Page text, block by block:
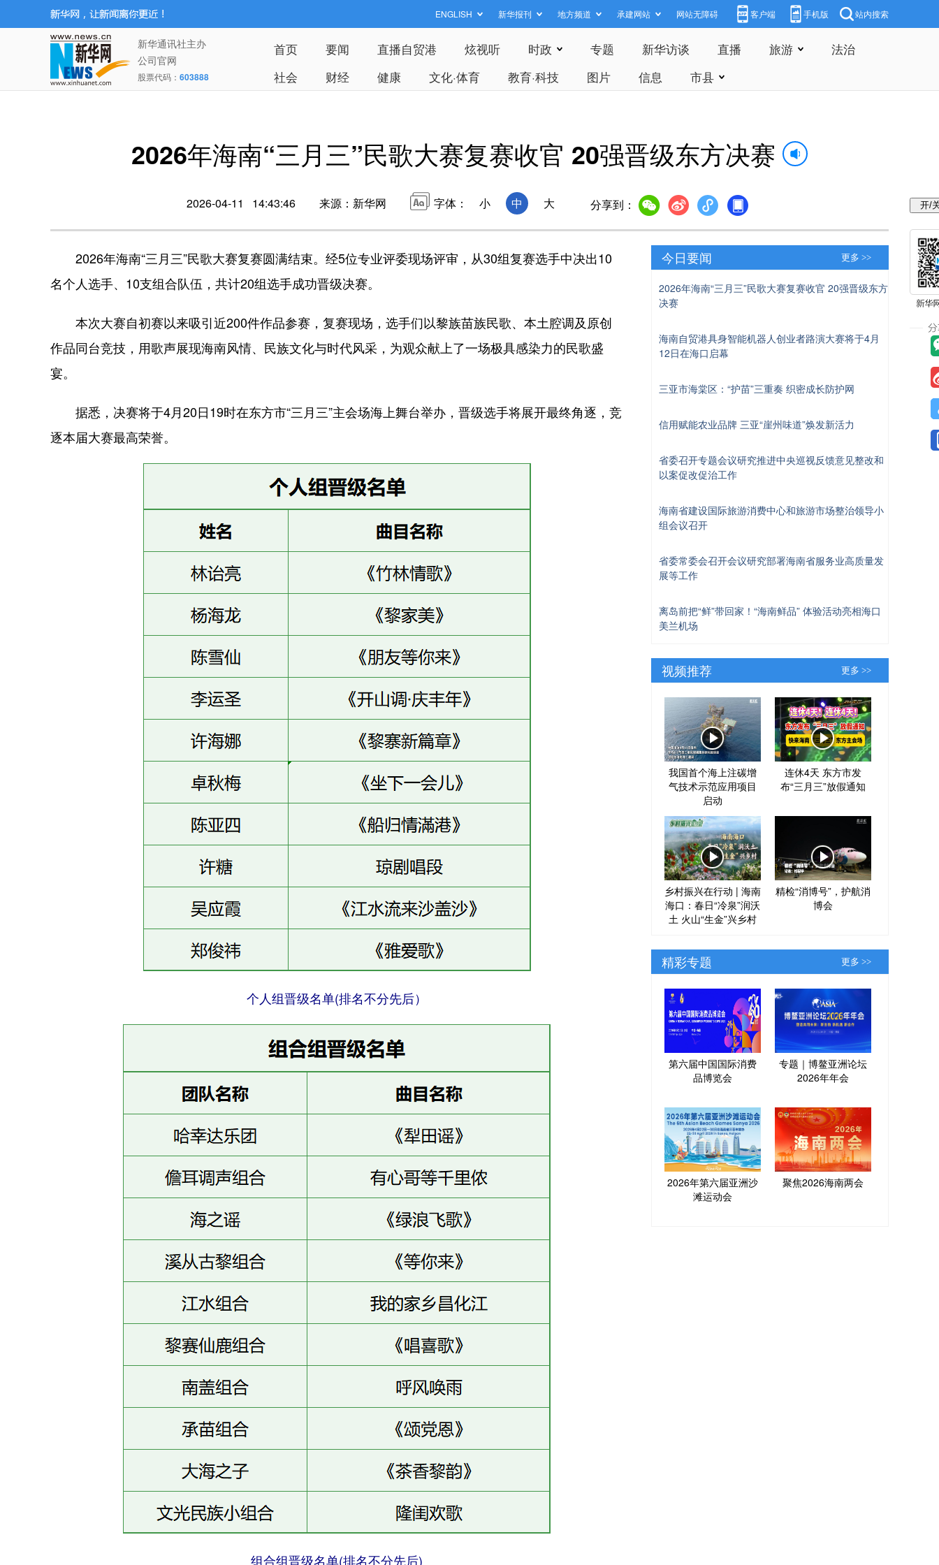
ENGLISH 新华报刊 地方频道 承建网站 网站无障碍 客户端 手机版 站内搜索
新华通讯社主办
公司官网
股票代码： 603888
首页 要闻 直播自贸港 炫视听 时政 专题 新华访谈 直播 旅游
法治
社会
财经 健康 文化·体育 教育·科技 图片 信息 市县
2026年海南“三月三”民歌大赛复赛收官 20强晋级东方决赛
2026-04-11 14:43:46 来源：新华网 字体： 小 中 大 分享到：
2026年海南“三月三”民歌大赛复赛圆满结束。经5位专业评委现场评审，从30组复赛选手中决出10
名个人选手、10支组合队伍，共计20组选手成功晋级决赛。
本次大赛自初赛以来吸引近200件作品参赛，复赛现场，选手们以黎族苗族民歌、本土腔调及原创
作品同台竞技，用歌声展现海南风情、民族文化与时代风采，为观众献上了一场极具感染力的民歌盛
宴。
据悉，决赛将于4月20日19时在东方市“三月三”主会场海上舞台举办，晋级选手将展开最终角逐，竞
逐本届大赛最高荣誉。
个人组晋级名单(排名不分先后）
组合组晋级名单(排名不分先后)
今日要闻 更多 >>
2026年海南“三月三”民歌大赛复赛收官 20强晋级东方
决赛
海南自贸港具身智能机器人创业者路演大赛将于4月
12日在海口启幕
三亚市海棠区：“护苗”三重奏 织密成长防护网
信用赋能农业品牌 三亚“崖州味道”焕发新活力
省委召开专题会议研究推进中央巡视反馈意见整改和
以案促改促治工作
海南省建设国际旅游消费中心和旅游市场整治领导小
组会议召开
省委常委会召开会议研究部署海南省服务业高质量发
展等工作
离岛前把“鲜”带回家！“海南鲜品” 体验活动亮相海口
美兰机场
视频推荐 更多 >>
我国首个海上注碳增
气技术示范应用项目
启动
连休4天 东方市发
布“三月三”放假通知
乡村振兴在行动 | 海南
海口：春日“冷泉”润沃
土 火山“生金”兴乡村
精检“消博号”，护航消
博会
精彩专题 更多 >>
第六届中国国际消费
品博览会
专题｜博鳌亚洲论坛
2026年年会
2026年第六届亚洲沙
滩运动会
聚焦2026海南两会